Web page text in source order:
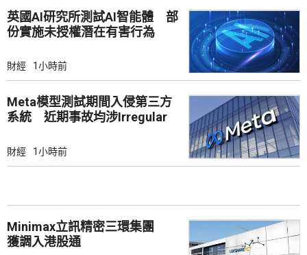
英國AI研究所測試AI智能體 部
份實施未授權潛在有害行為
財經 1小時前
Meta模型測試期間入侵第三方
系統 近期事故均涉Irregular
財經 1小時前
Minimax立訊精密三環集團
獲調入港股通